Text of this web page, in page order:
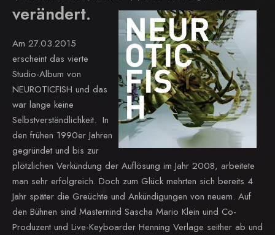
verändert.
Am 27.03.2015
erscheint das vierte
Studio-Album von
NEUROTICFISH und das
war lange keine
Selbstverständlichkeit. In
den frühen 1990er Jahren
gegründet und bis zur
plötzlichen Verkündung der Auflösung im Jahr 2008, arbeitete
man sehr erfolgreich. Doch zum Glück mehrten sich bereits 4
Jahr später die Greüchte und Ankündigungen von neuem. Auf
den Bühnen sind Masternind Sascha Mario Klein uind Co-
Produzent und Live-Keyboarder Henning Verlage seither ab und